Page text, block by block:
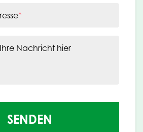
*
Nachricht hier
SENDEN